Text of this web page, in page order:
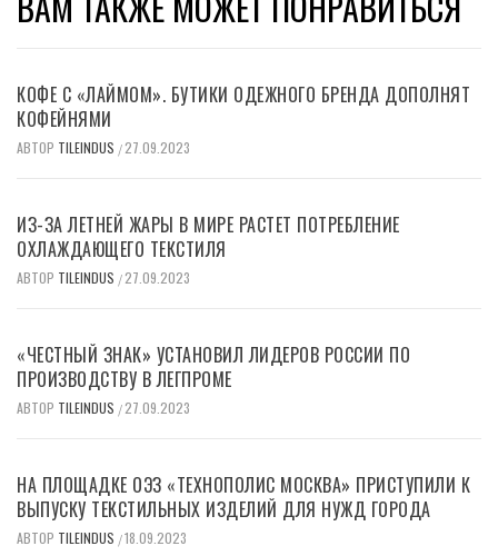
КОФЕ С «ЛАЙМОМ». БУТИКИ ОДЕЖНОГО БРЕНДА ДОПОЛНЯТ
КОФЕЙНЯМИ
АВТОР TILEINDUS / 27.09.2023
ИЗ-ЗА ЛЕТНЕЙ ЖАРЫ В МИРЕ РАСТЕТ ПОТРЕБЛЕНИЕ
ОХЛАЖДАЮЩЕГО ТЕКСТИЛЯ
АВТОР TILEINDUS / 27.09.2023
«ЧЕСТНЫЙ ЗНАК» УСТАНОВИЛ ЛИДЕРОВ РОССИИ ПО
ПРОИЗВОДСТВУ В ЛЕГПРОМЕ
АВТОР TILEINDUS / 27.09.2023
НА ПЛОЩАДКЕ ОЭЗ «ТЕХНОПОЛИС МОСКВА» ПРИСТУПИЛИ К
ВЫПУСКУ ТЕКСТИЛЬНЫХ ИЗДЕЛИЙ ДЛЯ НУЖД ГОРОДА
АВТОР TILEINDUS /18.09.2023